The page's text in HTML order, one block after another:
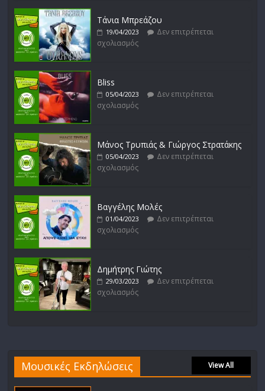
Τάνια Μπρεάζου
19/04/2023
Δεν επιτρέπεται
σχολιασμός
Bliss
05/04/2023
Δεν επιτρέπεται
σχολιασμός
Μάνος Τρυπιάς & Γιώργος Στρατάκης
05/04/2023
Δεν επιτρέπεται
σχολιασμός
Βαγγέλης Μολές
01/04/2023
Δεν επιτρέπεται
σχολιασμός
Δημήτρης Γιώτης
29/03/2023
Δεν επιτρέπεται
σχολιασμός
Μουσικές Εκδηλώσεις View All